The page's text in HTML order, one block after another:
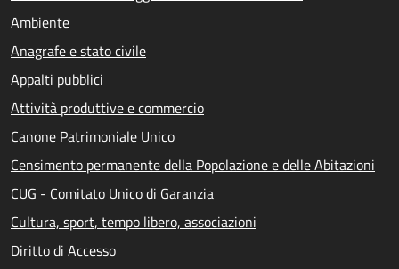
Ambiente
Anagrafe e stato civile
Appalti pubblici
Attività produttive e commercio
Canone Patrimoniale Unico
Censimento permanente della Popolazione e delle Abitazioni
CUG - Comitato Unico di Garanzia
Cultura, sport, tempo libero, associazioni
Diritto di Accesso